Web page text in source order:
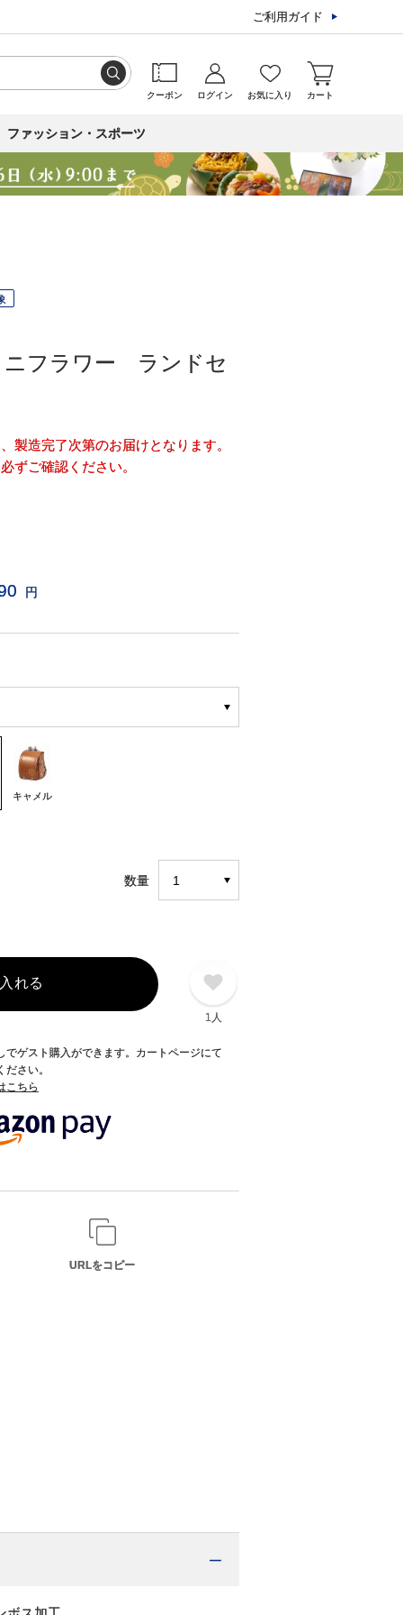
ご利用ガイド
クーポン ログイン お気に入り カート
ファッション・スポーツ
ニフラワー ランドセ
製造完了次第のお届けとなります。
ずご確認ください。
円
キャメル
数量
れる
1人
ゲスト購入ができます。カートページにて
さい。
こちら
URLをコピー